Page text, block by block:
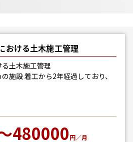
おける土木施工管理
土木施工管理
施設 着工から2年経過しており、
480000円／月